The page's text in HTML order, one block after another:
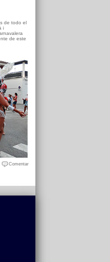
de todo el
i
de este
Comentar